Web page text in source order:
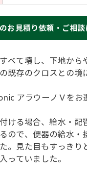
お見積り依頼・ご相
べて壊し、下地から
既存のクロスとの境
アラウーノＶをお
ける場合、給水・配
ので、便器の給水・
。見た目もすっきり
っていました。